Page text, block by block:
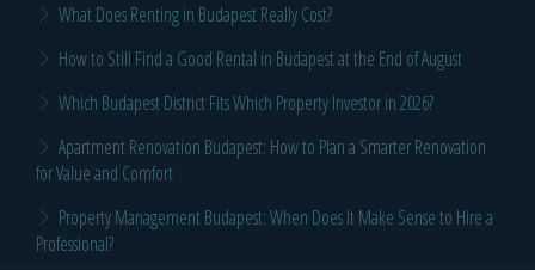
What Does Renting in Budapest Really Cost?
How to Still Find a Good Rental in Budapest at the End of August
Which Budapest District Fits Which Property Investor in 2026?
Apartment Renovation Budapest: How to Plan a Smarter Renovation
for Value and Comfort
Property Management Budapest: When Does It Make Sense to Hire a
Professional?